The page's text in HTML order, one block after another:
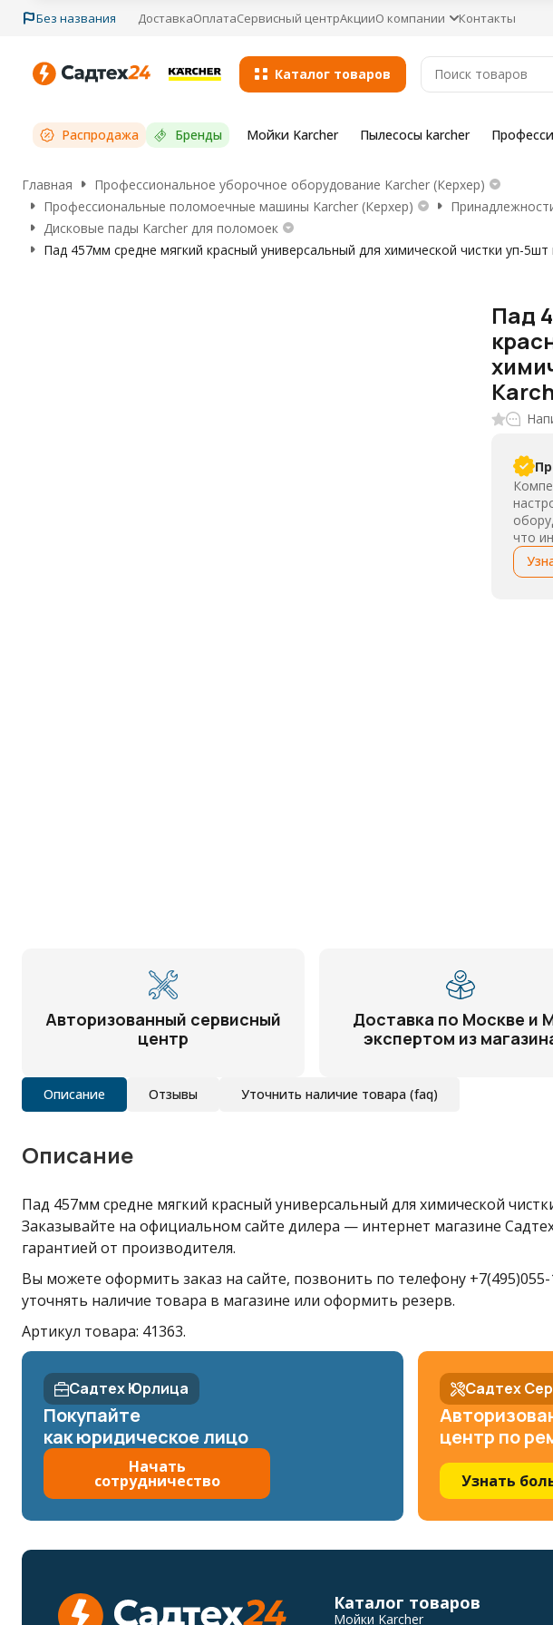
Без названия ДоставкаОплатаСервисный центрАкцииО компании Контакты
Каталог товаров
Распродажа Бренды Мойки Karcher Пылесосы karcher
Главная
Профессиональное уборочное оборудование Karcher (Керхер)
Профессиональные поломоечные машины Karcher (Керхер)
Дисковые пады Karcher для поломоек
Пад 457мм средне мягкий красный универсальный для химической чистки уп-5шт
Пад
что
Авторизованный сервисный
центр
Доставка по Москве и
экспертом из
Описание Отзывы Уточнить наличие товара (faq)
Описание
Пад 457мм средне мягкий красный универсальный для химической
Заказывайте на официальном сайте дилера — интернет магазине
гарантией от производителя.
Вы можете оформить заказ на сайте, позвонить по телефону
уточнять наличие товара в магазине или оформить резерв.
Артикул товара: 41363.
Садтех Юрлица
Покупайте
как юридическое лицо
Начать
сотрудничество
Садтех
центр по
Узнать
Каталог товаров
Мойки Karcher